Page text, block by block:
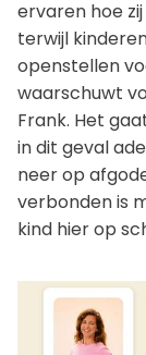
ervaren hoe
terwijl
openstellen
waarschuwt
Frank. Het
in dit geval
neer op
verbonden is
kind hier op